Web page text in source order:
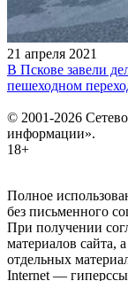
21 апреля 2021
В Пскове завели
пешеходном
© 2001-2026
информации».
18+
Полное
без письменного
При получении
материалов сайта,
отдельных
Internet —